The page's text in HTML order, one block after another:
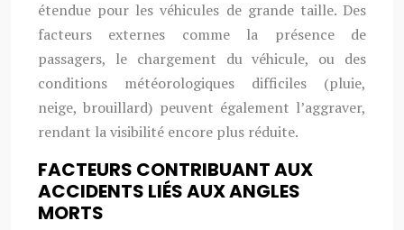
étendue pour les véhicules de grande taille. Des
facteurs externes comme la présence de
passagers, le chargement du véhicule, ou des
conditions météorologiques difficiles (pluie,
neige, brouillard) peuvent également l’aggraver,
rendant la visibilité encore plus réduite.
FACTEURS CONTRIBUANT AUX
ACCIDENTS LIÉS AUX ANGLES
MORTS